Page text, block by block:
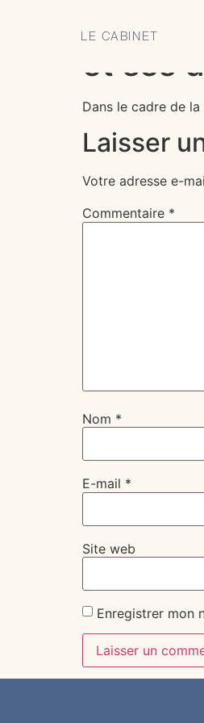
LE CABINET
et ses
Dans le cadre de la
Laisser
Votre adresse e-
Commentaire *
Nom *
E-mail *
Site web
Enregistrer mon